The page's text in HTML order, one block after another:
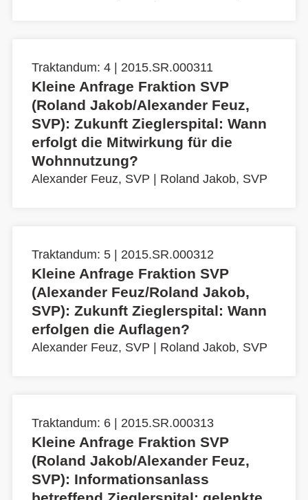
Traktandum: 4 | 2015.SR.000311
Kleine Anfrage Fraktion SVP
(Roland Jakob/Alexander Feuz,
SVP): Zukunft Zieglerspital: Wann
erfolgt die Mitwirkung für die
Wohnnutzung?
Alexander Feuz, SVP Roland Jakob, SVP
Traktandum: 5 | 2015.SR.000312
Kleine Anfrage Fraktion SVP
(Alexander Feuz/Roland Jakob,
SVP): Zukunft Zieglerspital: Wann
erfolgen die Auflagen?
Alexander Feuz, SVP Roland Jakob, SVP
Traktandum: 6 | 2015.SR.000313
Kleine Anfrage Fraktion SVP
(Roland Jakob/Alexander Feuz,
SVP): Informationsanlass